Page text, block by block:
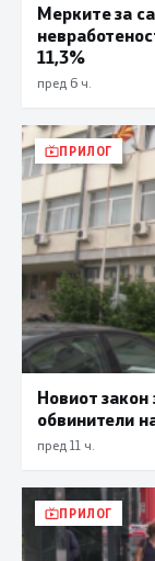
Мерките за
11,3%
пред 6 ч.
ПРИЛОГ
Новиот закон
обвинители
пред 11 ч.
ПРИЛОГ